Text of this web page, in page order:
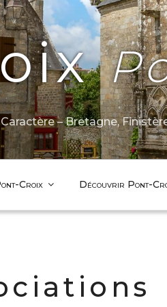
– Bretagne,
Croix Découvrir Pont-